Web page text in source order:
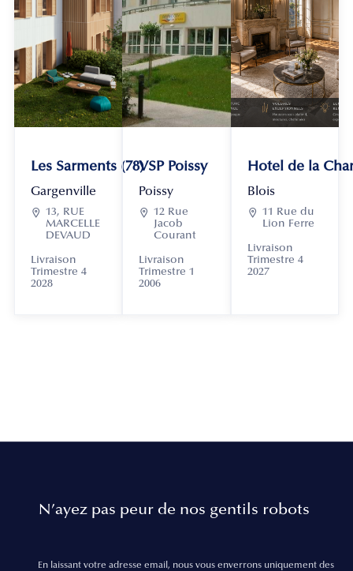
Les Sarments (78)
Gargenville
 13, RUE
MARCELLE
DEVAUD
Livraison
Trimestre 4
2028
VSP Poissy
Poissy
 12 Rue
Jacob
Courant
Livraison
Trimestre 1
2006
Hotel de la
Blois
 11 Rue du
Lion Ferre
Livraison
Trimestre 4
2027
N’ayez pas peur de nos gentils robots
En laissant votre adresse email, nous vous enverrons uniquement des